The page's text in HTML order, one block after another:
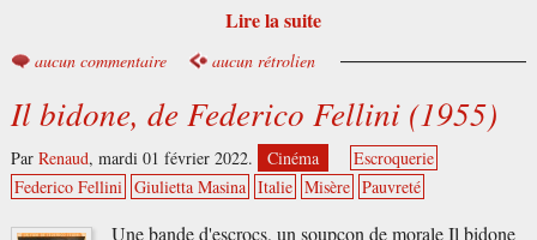
Lire la suite
aucun commentaire aucun rétrolien
Il bidone, de Federico Fellini (1955)
Par Renaud, mardi 01 février 2022. Cinéma
Escroquerie
Federico Fellini Giulietta Masina Italie Misère Pauvreté
Une bande d'escrocs, un soupçon de morale Il bidone